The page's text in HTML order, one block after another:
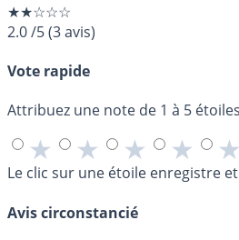
★★☆☆☆
2.0/5(3avis)
Vote rapide
Attribuez une note de 1 à 5
★ ★ ★ ★ ★
Le clic sur une étoile enregistre
Avis circonstancié